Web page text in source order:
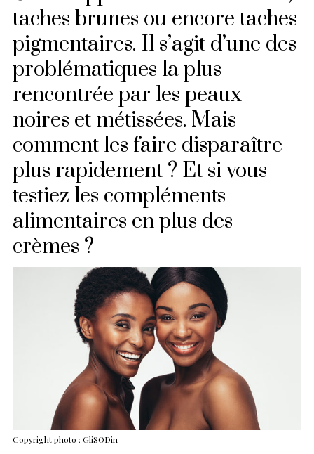
taches brunes ou encore taches
pigmentaires. Il s’agit d’une des
problématiques la plus
rencontrée par les peaux
noires et métissées. Mais
comment les faire disparaître
plus rapidement ? Et si vous
testiez les compléments
alimentaires en plus des
crèmes ?
Copyright photo : GliSODin